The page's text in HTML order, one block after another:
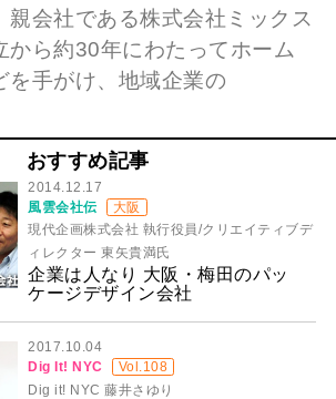
親会社である株式会社ミックス
から約30年にわたってホーム
を手がけ、地域企業の
おすすめ記事
2014.12.17
風雲会社伝
大阪
現代企画株式会社 執行役員/クリエイティブデ
ィレクター 東矢貴満氏
企業は人なり 大阪・梅田のパッ
ケージデザイン会社
2017.10.04
Dig It! NYC
Vol.108
Dig it! NYC 藤井さゆり